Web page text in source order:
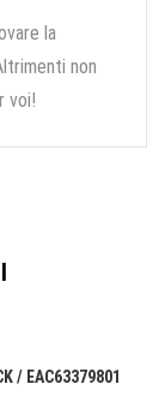
la
non
voi!
/ EAC63379801